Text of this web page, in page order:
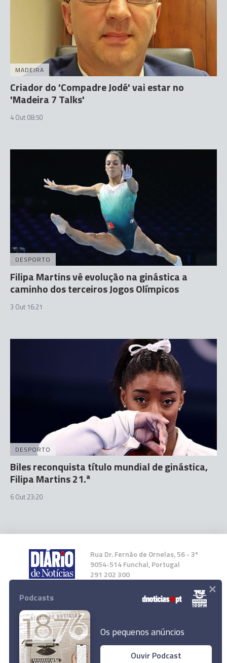
MADEIRA
Criador do 'Compadre Jodé' vai estar no
'Madeira 7 Talks'
4 Out 08:50
DESPORTO
Filipa Martins vê evolução na ginástica a
caminho dos terceiros Jogos Olímpicos
3 Out 16:21
DESPORTO
Biles reconquista título mundial de ginástica,
Filipa Martins 21.ª
6 Out 23:20
Rua Dr. Fernão de Ornelas, 56 - 3º
9054-514 Funchal, Portugal
291 202 300
Instale a nossa App
Podcasts
Os pequenos anúncios
Ouvir Podcast
×